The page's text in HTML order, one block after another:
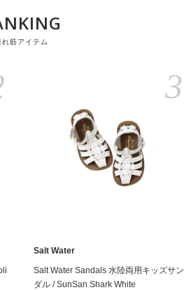
れ筋アイテム
Salt Water
Salt Water Sandals 水陸両用キッズサン
ダル / SunSan Shark White
3